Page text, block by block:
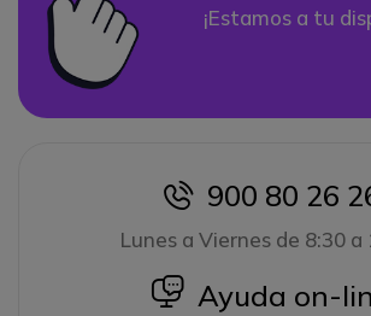
¡Estamos a tu
icon
900 80 26
Lunes a Viernes de 8:30 a
icon
Ayuda on-